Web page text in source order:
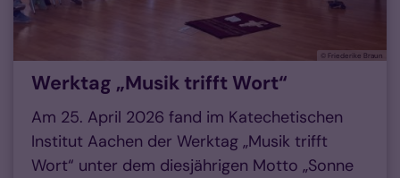
© Friederike Braun
Werktag „Musik trifft Wort“
Am 25. April 2026 fand im Katechetischen
Institut Aachen der Werktag „Musik trifft
Wort“ unter dem diesjährigen Motto „Sonne